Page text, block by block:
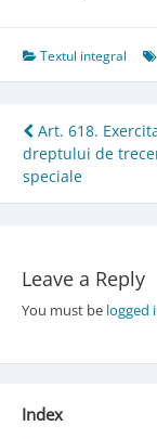
Textul integral
Post
Art. 618.
dreptului de
speciale
Leave a Reply
You must be logged
Index